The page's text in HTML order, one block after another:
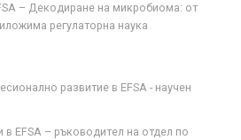
– Декодиране на микробиома: от
регулаторна наука
развитие в EFSA - научен
EFSA – ръководител на отдел по